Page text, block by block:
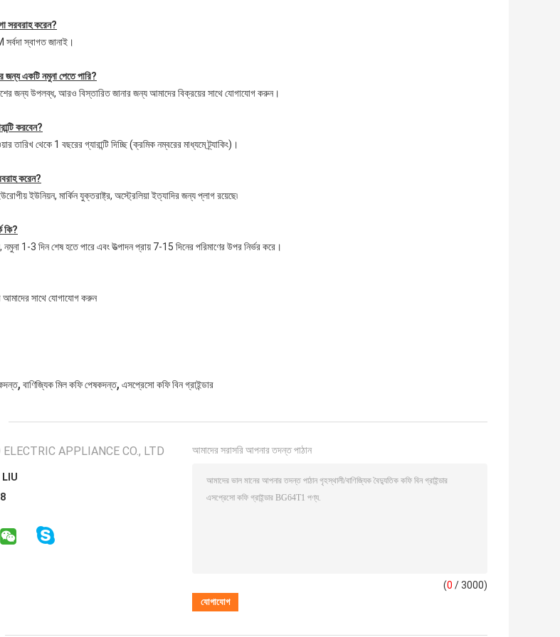
সরবরাহ করেন?
স্বাগত জানাই।
জন্য একটি নমুনা পেতে পারি?
জন্য উপলব্ধ, আরও বিস্তারিত জানার জন্য আমাদের বিক্রয়ের সাথে যোগাযোগ করুন।
করবেন?
তারিখ থেকে 1 বছরের গ্যারান্টি দিচ্ছি (ক্রমিক নম্বরের মাধ্যমে ট্র্যাকিং)।
করেন?
ইউনিয়ন, মার্কিন যুক্তরাষ্ট্র, অস্ট্রেলিয়া ইত্যাদির জন্য প্লাগ রয়েছে৷
কি?
নমুনা 1-3 দিন শেষ হতে পারে এবং উত্পাদন প্রায় 7-15 দিনের পরিমাণের উপর নির্ভর করে।
সাথে যোগাযোগ করুন
, বাণিজ্যিক মিল কফি পেষকদন্ত, এসপ্রেসো কফি বিন গ্রাইন্ডার
ELECTRIC APPLIANCE CO., LTD
LIU
আমাদের সরাসরি আপনার তদন্ত পাঠান
(0 / 3000)